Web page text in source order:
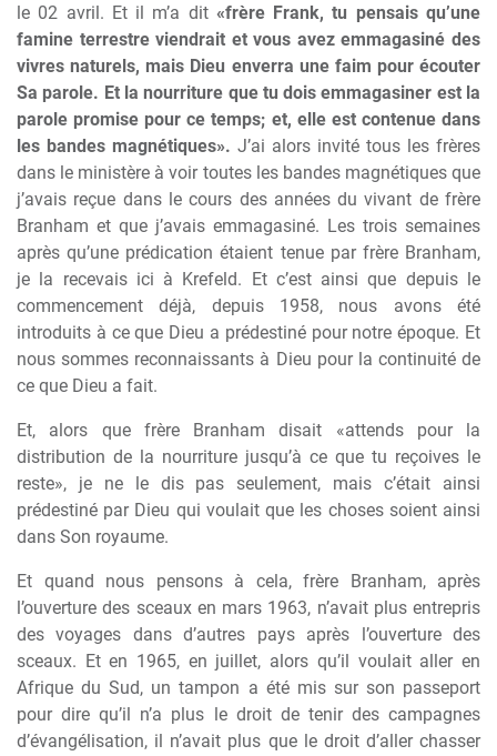
le 02 avril. Et il m’a dit «frère Frank, tu pensais qu’une
famine terrestre viendrait et vous avez emmagasiné des
vivres naturels, mais Dieu enverra une faim pour écouter
Sa parole. Et la nourriture que tu dois emmagasiner est la
parole promise pour ce temps; et, elle est contenue dans
les bandes magnétiques». J’ai alors invité tous les frères
dans le ministère à voir toutes les bandes magnétiques que
j’avais reçue dans le cours des années du vivant de frère
Branham et que j’avais emmagasiné. Les trois semaines
après qu’une prédication étaient tenue par frère Branham,
je la recevais ici à Krefeld. Et c’est ainsi que depuis le
commencement déjà, depuis 1958, nous avons été
introduits à ce que Dieu a prédestiné pour notre époque. Et
nous sommes reconnaissants à Dieu pour la continuité de
ce que Dieu a fait.
Et, alors que frère Branham disait «attends pour la
distribution de la nourriture jusqu’à ce que tu reçoives le
reste», je ne le dis pas seulement, mais c’était ainsi
prédestiné par Dieu qui voulait que les choses soient ainsi
dans Son royaume.
Et quand nous pensons à cela, frère Branham, après
l’ouverture des sceaux en mars 1963, n’avait plus entrepris
des voyages dans d’autres pays après l’ouverture des
sceaux. Et en 1965, en juillet, alors qu’il voulait aller en
Afrique du Sud, un tampon a été mis sur son passeport
pour dire qu’il n’a plus le droit de tenir des campagnes
d’évangélisation, il n’avait plus que le droit d’aller chasser